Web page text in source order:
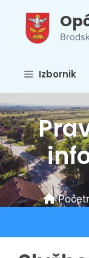
sadržaj
Izbornik